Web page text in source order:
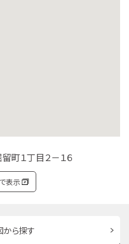
町１丁目２－１６
表示
ら探す